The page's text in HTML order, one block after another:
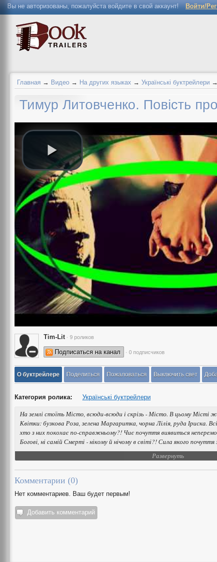
Вы не авторизованы, пожалуйста войдите в свой аккаунт! Войти/
Главная → Видео → На других языках → Українські буктрейлери
Тимур Литовченко. Повість
Tim-Lit · 9 роликов
Подписаться на канал · 0 подписчиков
О буктрейлере Поделиться Пожаловаться Выключить свет
Категория ролика: Українські буктрейлери
На землі стоїть Місто, всюди-всюди і скрізь - Місто. В цьому
Квітки: бузкова Роза, зелена Маргаритка, чорна Лілія, руда Іриска.
хто з них покохає по-справжньому?! Чиє почуття виявиться
Богові, ні самій Смерті - нікому й нічому в світі?! Сила якого
Развернуть
Комментарии (0)
Нет комментариев. Ваш будет первым!
Добавить комментарий